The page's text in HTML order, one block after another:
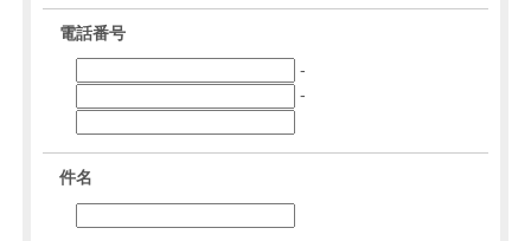
電話番号
-
-
件名